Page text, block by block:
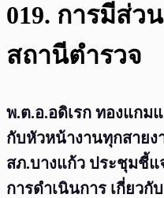
019. การมีส่ว
สถานีตำรวจ
พ.ต.อ.อดิเรก ทองแกม
กับหัวหน้างานทุกสายง
สภ.บางแก้ว ประชุมชี้แ
การดำเนินการ เกี่ยว